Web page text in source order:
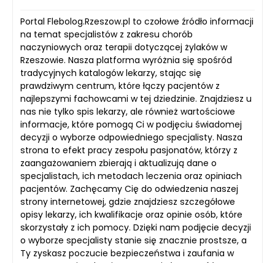
Portal Flebolog.Rzeszow.pl to czołowe źródło informacji
na temat specjalistów z zakresu chorób
naczyniowych oraz terapii dotyczącej żylaków w
Rzeszowie. Nasza platforma wyróżnia się spośród
tradycyjnych katalogów lekarzy, stając się
prawdziwym centrum, które łączy pacjentów z
najlepszymi fachowcami w tej dziedzinie. Znajdziesz u
nas nie tylko spis lekarzy, ale również wartościowe
informacje, które pomogą Ci w podjęciu świadomej
decyzji o wyborze odpowiedniego specjalisty. Nasza
strona to efekt pracy zespołu pasjonatów, którzy z
zaangażowaniem zbierają i aktualizują dane o
specjalistach, ich metodach leczenia oraz opiniach
pacjentów. Zachęcamy Cię do odwiedzenia naszej
strony internetowej, gdzie znajdziesz szczegółowe
opisy lekarzy, ich kwalifikacje oraz opinie osób, które
skorzystały z ich pomocy. Dzięki nam podjęcie decyzji
o wyborze specjalisty stanie się znacznie prostsze, a
Ty zyskasz poczucie bezpieczeństwa i zaufania w